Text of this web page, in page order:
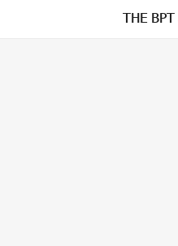
THE BPT